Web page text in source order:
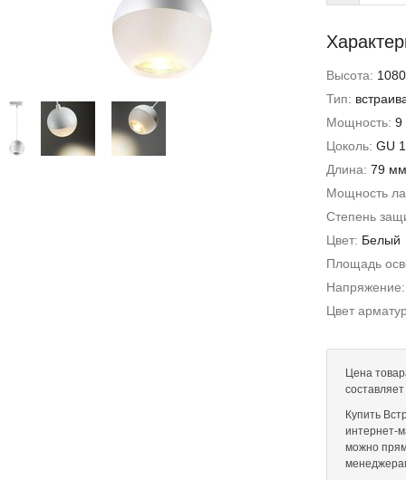
Высота:
Тип:
Мощность: 9
Цоколь: GU
Длина: 79 мм
Мощность
Степень
Цвет: Белый
Площадь
Цвет
Цена
Купить
интернет-
можно